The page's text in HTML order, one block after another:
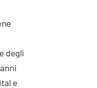
degli
e